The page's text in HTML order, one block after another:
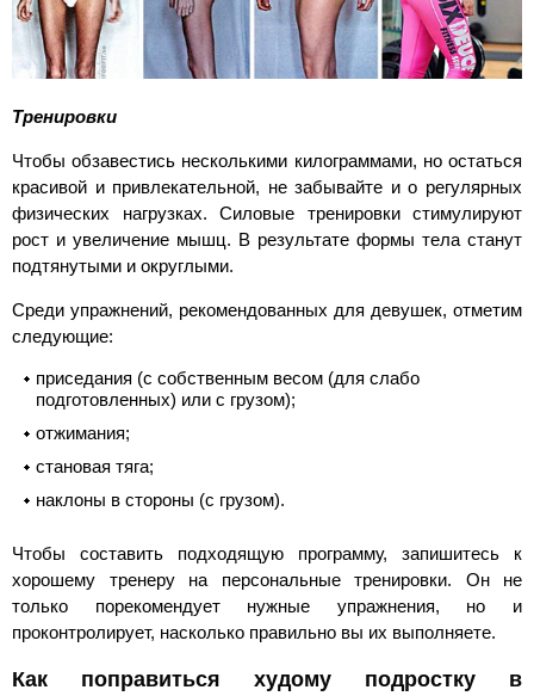
Тренировки
Чтобы обзавестись несколькими килограммами, но остаться
красивой и привлекательной, не забывайте и о регулярных
физических нагрузках. Силовые тренировки стимулируют
рост и увеличение мышц. В результате формы тела станут
подтянутыми и округлыми.
Среди упражнений, рекомендованных для девушек, отметим
следующие:
приседания (с собственным весом (для слабо
подготовленных) или с грузом);
отжимания;
становая тяга;
наклоны в стороны (с грузом).
Чтобы составить подходящую программу, запишитесь к
хорошему тренеру на персональные тренировки. Он не
только порекомендует нужные упражнения, но и
проконтролирует, насколько правильно вы их выполняете.
Как поправиться худому подростку в